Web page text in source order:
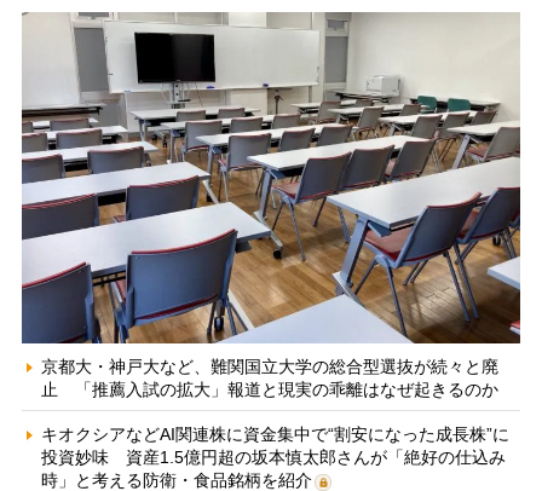
京都大・神戸大など、難関国立大学の総合型選抜が続々と廃
止 「推薦入試の拡大」報道と現実の乖離はなぜ起きるのか
キオクシアなどAI関連株に資金集中で“割安になった成長株”に
投資妙味 資産1.5億円超の坂本慎太郎さんが「絶好の仕込み
時」と考える防衛・食品銘柄を紹介